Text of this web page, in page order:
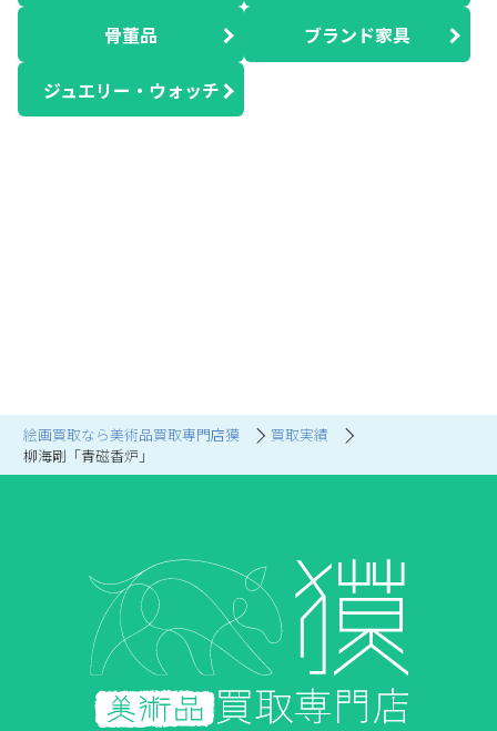
絵画買取なら美術品買取専門店獏
買取実績
柳海剛「青磁香炉」
骨董品 ブランド家具
ジュエリー・ウォッチ